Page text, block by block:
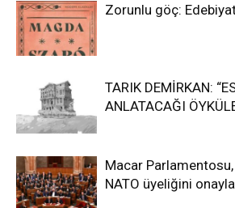
Zorunlu göç:
TARIK DEMİRKAN:
ANLATACAĞI
Macar Parlamentosu,
NATO üyeliğini